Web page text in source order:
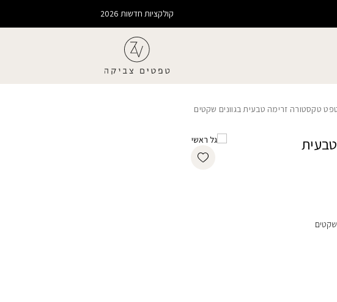
קולקציות חדשות 2026
טקסטורה זרימה טבעית בגוונים שקטים
Add wishlist